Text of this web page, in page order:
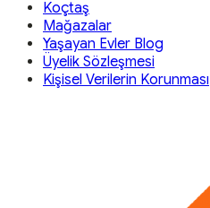
Koçtaş
Mağazalar
Yaşayan Evler Blog
Üyelik Sözleşmesi
Kişisel Verilerin Korunması